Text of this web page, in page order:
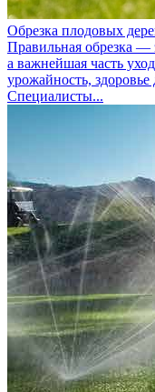
Обрезка плодовых
Правильная обрезка —
а важнейшая часть
урожайность, здоровье
Специалисты...